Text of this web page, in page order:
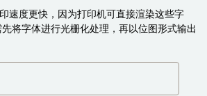
速度更快，因为打印机可直接渲染这些字
将字体进行光栅化处理，再以位图形式输出